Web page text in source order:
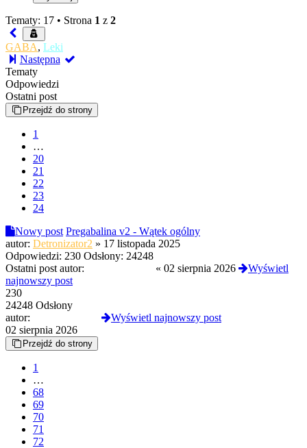
Tematy: 17 • Strona 1 z 2
GABA, Leki
Następna
Tematy
Odpowiedzi
Ostatni post
Przejdź do strony
1
…
20
21
22
23
24
Nowy post Pregabalina v2 - Wątek ogólny
autor: Detronizator2 » 17 listopada 2025
Odpowiedzi: 230 Odsłony: 24248
Ostatni post autor:
« 02 sierpnia 2026
Wyświetl
najnowszy post
230
24248 Odsłony
autor:
Wyświetl najnowszy post
02 sierpnia 2026
Przejdź do strony
1
…
68
69
70
71
72